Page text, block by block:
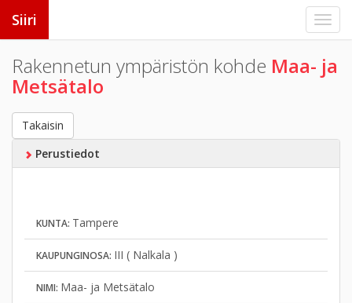
Siiri
Rakennetun ympäristön kohde Maa- ja
Metsätalo
Takaisin
Perustiedot
KUNTA: Tampere
KAUPUNGINOSA: III ( Nalkala )
NIMI: Maa- ja Metsätalo